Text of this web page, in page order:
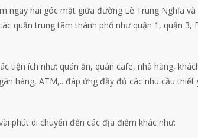
ngay hai góc mặt giữa đường Lê Trung Nghĩa
quận trung tâm thành phố như quận 1, quận 3,
tiện ích như: quán ăn, quán cafe, nhà hàng,
hàng, ATM,.. đáp ứng đầy đủ các nhu cầu
phút di chuyển đến các địa điểm khác như: